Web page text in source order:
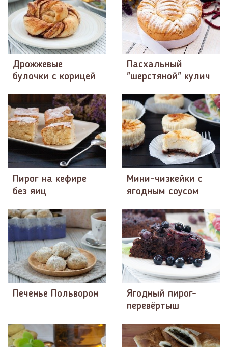
Дрожжевые
булочки с корицей
Пасхальный
"шерстяной" кулич
Пирог на кефире
без яиц
Мини-чизкейки с
ягодным соусом
Печенье Польворон
Ягодный пирог-
перевёртыш